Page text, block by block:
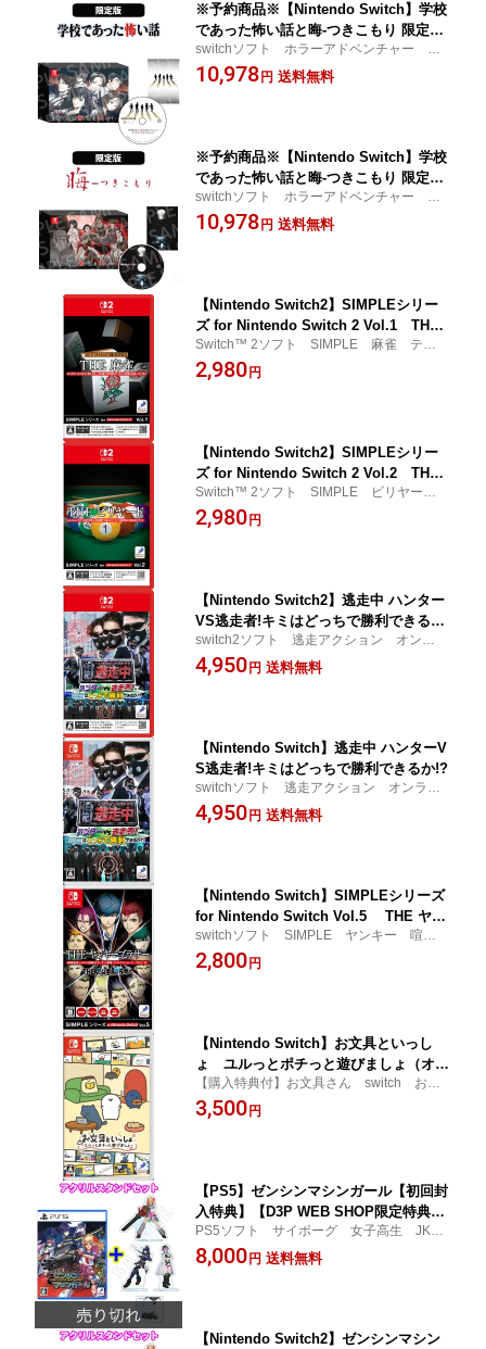
※予約商品※【Nintendo Switch】学校
であった怖い話と晦-つきこもり 限定版
『学校であった怖い話』エディション
【D3P WEB SHOP店舗特典】
switchソフト ホラーアドベンチャー 学
校であった怖い話
10,978 円 送料無料
※予約商品※【Nintendo Switch】学校
であった怖い話と晦-つきこもり 限定版
『晦-つきこもり』エディション【D3P
WEB SHOP店舗特典】
switchソフト ホラーアドベンチャー つ
きこもり
10,978 円 送料無料
【Nintendo Switch2】SIMPLEシリー
ズ for Nintendo Switch 2 Vol.1 THE
麻雀
Switch™ 2ソフト SIMPLE 麻雀 テーブ
ル POT-P-ABD4A
2,980 円
【Nintendo Switch2】SIMPLEシリー
ズ for Nintendo Switch 2 Vol.2 THE
ビリヤード
Switch™ 2ソフト SIMPLE ビリヤード
スポーツ POT-P-AA49A
2,980 円
【Nintendo Switch2】逃走中 ハンター
VS逃走者!キミはどっちで勝利できる
か!?
switch2ソフト 逃走アクション オンライ
ンプレイ対応 POT-P-AA56A
4,950 円 送料無料
【Nintendo Switch】逃走中 ハンターV
S逃走者!キミはどっちで勝利できるか!?
switchソフト 逃走アクション オンライ
ンプレイ対応 HAC-P-BM6MA
4,950 円 送料無料
【Nintendo Switch】SIMPLEシリーズ
for Nintendo Switch Vol.5 THE ヤン
キーブラザー
switchソフト SIMPLE ヤンキー 喧嘩バ
トル アクション HAC-P-BD2SA
2,800 円
【Nintendo Switch】お文具といっし
ょ ユルっとポチっと遊びましょ（オリ
ジナルクリアポーチ付）
【購入特典付】お文具さん switch お文
具といっしょ クリアポーチ
3,500 円
【PS5】ゼンシンマシンガール【初回封
入特典】【D3P WEB SHOP限定特典】
／アクリルスタンドセット
PS5ソフト サイボーグ 女子高生 JK
マシンガール
8,000 円 送料無料
【Nintendo Switch2】ゼンシンマシン